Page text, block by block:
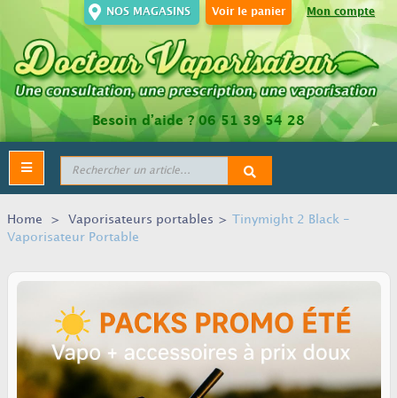
Mon compte
Voir le panier
NOS MAGASINS
Besoin d’aide ?06 51 39 54 28
Toggle
navigation
Home > Vaporisateurs portables > Tinymight 2 Black -
Vaporisateur Portable